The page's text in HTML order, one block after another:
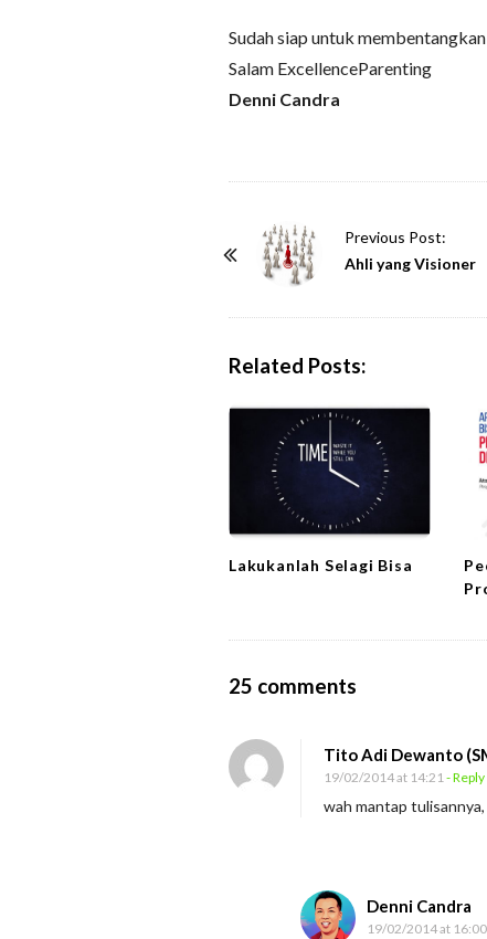
Sudah siap untuk
Salam ExcellenceParenting
Denni Candra
Previous Post:
Ahli yang Visioner
Related Posts:
Lakukanlah Selagi Bisa
25 comments
M
a
r
Tito Adi Dewanto
19/02/2014 at 14:21- Reply
wah mantap
Denni Candra
19/02/2014 at 16:00